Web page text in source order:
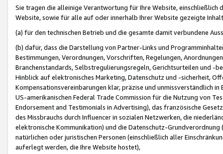
Sie tragen die alleinige Verantwortung für Ihre Website,
Website, sowie für alle auf oder innerhalb Ihrer Website gezeigte
(a) für den technischen Betrieb und die gesamte damit verbundene
(b) dafür, dass die Darstellung von Partner-Links und
Bestimmungen, Verordnungen, Vorschriften, Regelungen,
Branchenstandards, Selbstregulierungsregeln, Gerichtsurteilen und -
Hinblick auf elektronisches Marketing, Datenschutz und -sicherheit,
Kompensationsvereinbarungen klar, präzise und unmissverständlich
US-amerikanischen Federal Trade Commission für die Nutzung von
Endorsement and Testimonials in Advertising), das französische
des Missbrauchs durch Influencer in sozialen Netzwerken, die
elektronische Kommunikation) und die Datenschutz-
natürlichen oder juristischen Personen (einschließlich aller
auferlegt werden, die Ihre Website hostet),